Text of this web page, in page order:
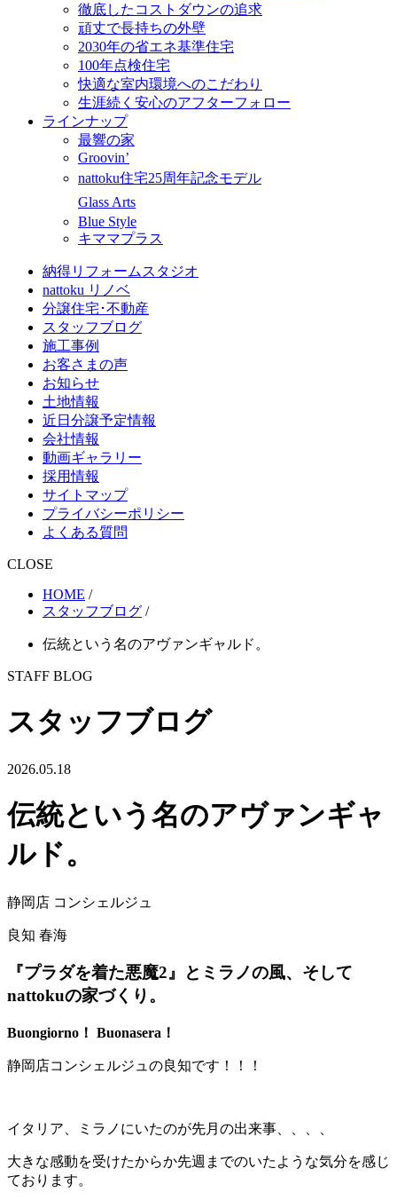
徹底したコストダウンの追求
頑丈で長持ちの外壁
2030年の省エネ基準住宅
100年点検住宅
快適な室内環境へのこだわり
生涯続く安心のアフターフォロー
ラインナップ
最響の家
Groovin’
nattoku住宅25周年記念モデル
Glass Arts
Blue Style
キママプラス
納得リフォームスタジオ
nattoku リノベ
分譲住宅･不動産
スタッフブログ
施工事例
お客さまの声
お知らせ
土地情報
近日分譲予定情報
会社情報
動画ギャラリー
採用情報
サイトマップ
プライバシーポリシー
よくある質問
CLOSE
HOME /
スタッフブログ /
伝統という名のアヴァンギャルド。
STAFF BLOG
スタッフブログ
2026.05.18
伝統という名のアヴァンギャ
ルド。
静岡店 コンシェルジュ
良知 春海
『プラダを着た悪魔2』とミラノの風、そして
nattokuの家づくり。
Buongiorno！ Buonasera！
静岡店コンシェルジュの良知です！！！
イタリア、ミラノにいたのが先月の出来事、、、、
大きな感動を受けたからか先週までのいたような気分を感じ
ております。